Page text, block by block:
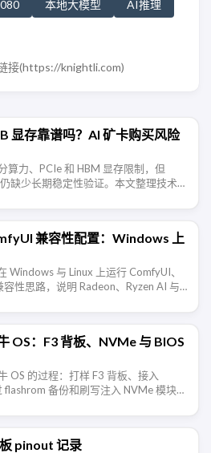
本地大模型
AI推理
接(https://knightli.com)
显存靠谱吗？AI 矿卡购买风险
算力、PCIe 和 HBM 显存限制，但
缺少长期稳定性验证。本文整理技术边
兼容性配置：Windows 上
Windows 与 Linux 上运行 ComfyUI、
性思路，说明 Radeon、Ryzen AI 与
OS：F3 背板、NVMe 与 BIOS
OS 的过程：打样 F3 背板、接入
备份和刷写注入 NVMe 模块后
pinout 记录